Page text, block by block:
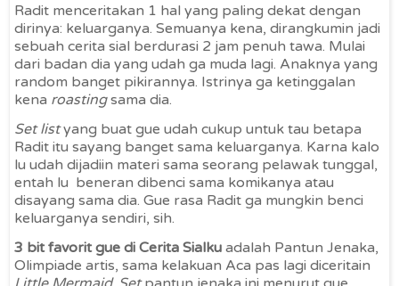
Radit menceritakan 1 hal yang paling dekat dengan
dirinya: keluarganya. Semuanya kena, dirangkumin jadi
sebuah cerita sial berdurasi 2 jam penuh tawa. Mulai
dari badan dia yang udah ga muda lagi. Anaknya yang
random banget pikirannya. Istrinya ga ketinggalan
kena roastingsama dia.
Set listyang buat gue udah cukup untuk tau betapa
Radit itu sayang banget sama keluarganya. Karna kalo
lu udah dijadiin materi sama seorang pelawak tunggal,
entah lu beneran dibenci sama komikanya atau
disayang sama dia. Gue rasa Radit ga mungkin benci
keluarganya sendiri, sih.
3 bit favorit gue di Cerita Sialku adalah Pantun Jenaka,
Olimpiade artis, sama kelakuan Aca pas lagi diceritain